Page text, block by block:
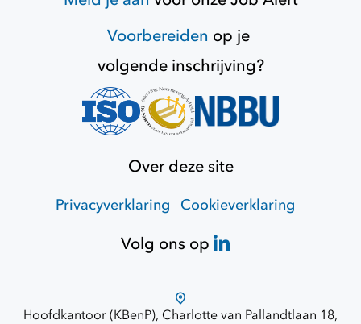
Voorbereiden op je
volgende inschrijving?
Over deze site
Privacyverklaring Cookieverklaring
Volg ons op
Hoofdkantoor (KBenP), Charlotte van Pallandtlaan 18,